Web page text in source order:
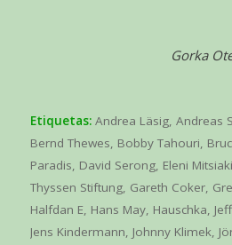
Gorka
Etiquetas: Andrea Läsig, Andreas
Bernd Thewes, Bobby Tahouri,
Paradis, David Serong, Eleni Mitsiaki
Thyssen Stiftung, Gareth Coker,
Halfdan E, Hans May, Hauschka,
Jens Kindermann, Johnny Klimek,